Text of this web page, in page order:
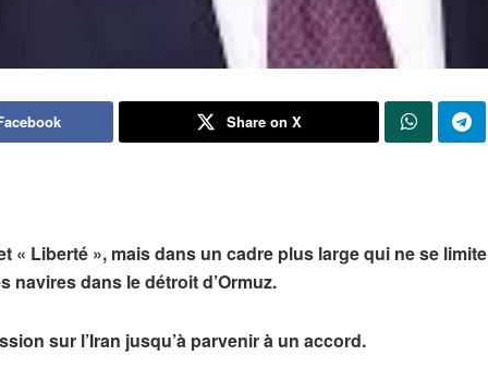
Share on X
« Liberté », mais dans un cadre plus large qui ne se
navires dans le détroit d’Ormuz.
sur l’Iran jusqu’à parvenir à un accord.